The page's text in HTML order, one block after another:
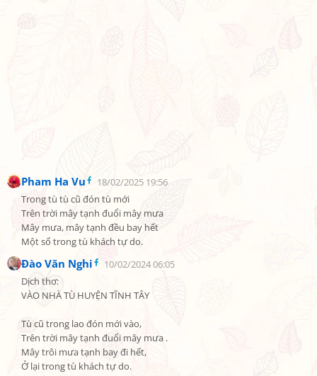
Pham Ha Vu
18/02/2025 19:56
Trong tù tù cũ đón tù mới
Trên trời mây tạnh đuổi mây mưa
Mây mưa, mây tạnh đều bay hết
Một số trong tù khách tự do.
Đào Văn Nghi
10/02/2024 06:05
Dịch thơ:
VÀO NHÀ TÙ HUYỆN TĨNH TÂY
Tù cũ trong lao đón mới vào,
Trên trời mây tạnh đuổi mây mưa .
Mây trôi mưa tạnh bay đi hết,
Ở lại trong tù khách tự do.